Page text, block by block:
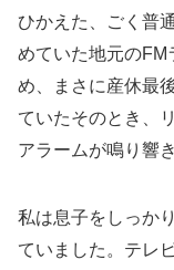
ひかえた、ごく普
めていた地元のFM
め、まさに産休最
ていたそのとき、
アラームが鳴り響
私は息子をしっか
ていました。テレ